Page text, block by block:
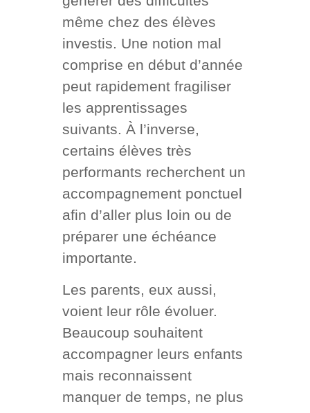
même chez des élèves
investis. Une notion mal
comprise en début d’année
peut rapidement fragiliser
les apprentissages
suivants. À l’inverse,
certains élèves très
performants recherchent un
accompagnement ponctuel
afin d’aller plus loin ou de
préparer une échéance
importante.
Les parents, eux aussi,
voient leur rôle évoluer.
Beaucoup souhaitent
accompagner leurs enfants
mais reconnaissent
manquer de temps, ne plus